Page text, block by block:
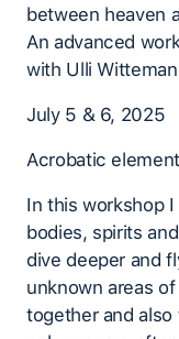
between heaven
An advanced
with Ulli
July 5 & 6, 2025
Acrobatic
In this workshop
bodies, spirits
dive deeper and
unknown areas
together and